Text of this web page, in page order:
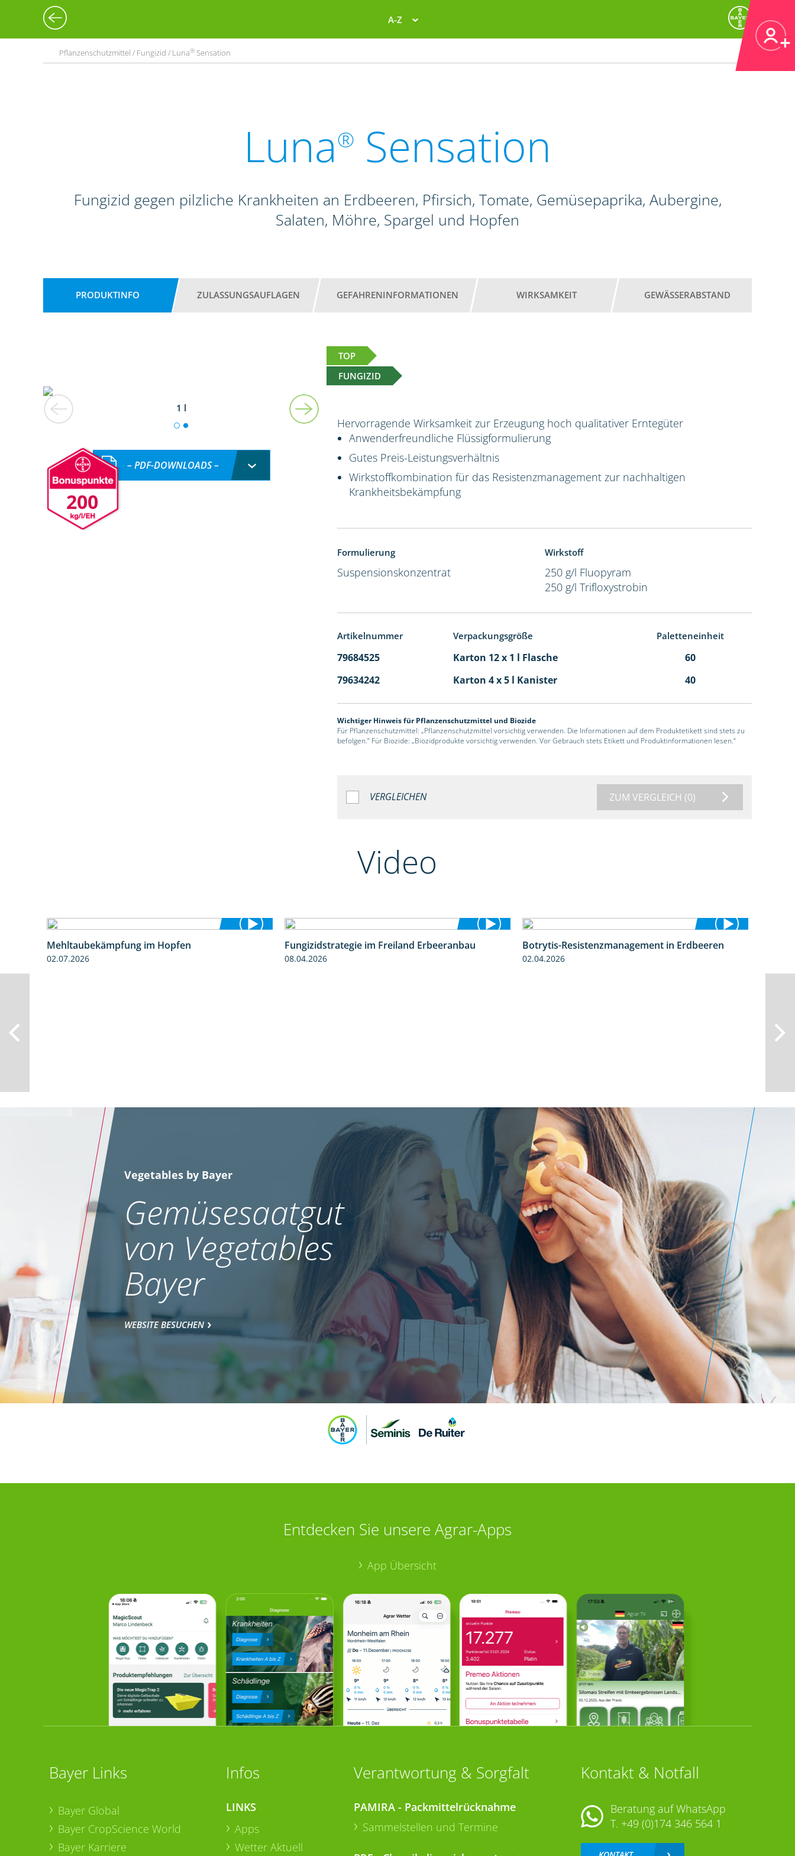
A-Z
Pflanzenschutzmittel / Fungizid / Luna® Sensation
Luna® Sensation
Fungizid gegen pilzliche Krankheiten an Erdbeeren, Pfirsich, Tomate, Gemüsepaprika, Aubergine,
Salaten, Möhre, Spargel und Hopfen
PRODUKTINFO ZULASSUNGSAUFLAGEN GEFAHRENINFORMATIONEN WIRKSAMKEIT GEWÄSSERABSTAND
TOP
FUNGIZID
1 l
200
– PDF-DOWNLOADS –
Hervorragende Wirksamkeit zur Erzeugung hoch qualitativer Erntegüter
Anwenderfreundliche Flüssigformulierung
Gutes Preis-Leistungsverhältnis
Wirkstoffkombination für das Resistenzmanagement zur nachhaltigen
Krankheitsbekämpfung
Formulierung
Suspensionskonzentrat
Wirkstoff
250 g/l Fluopyram
250 g/l Trifloxystrobin
Artikelnummer Verpackungsgröße Paletteneinheit
79684525 Karton 12 x 1 l Flasche
60
79634242
Karton 4 x 5 l Kanister 40
Wichtiger Hinweis für Pflanzenschutzmittel und Biozide
Für Pflanzenschutzmittel: „Pflanzenschutzmittel vorsichtig verwenden. Die Informationen auf dem Produktetikett sind stets zu
befolgen.“ Für Biozide: „Biozidprodukte vorsichtig verwenden. Vor Gebrauch stets Etikett und Produktinformationen lesen.“
VERGLEICHEN ZUM VERGLEICH (0)
Video
Mehltaubekämpfung im Hopfen
02.07.2026
Fungizidstrategie im Freiland Erbeeranbau
08.04.2026
5:59
Botrytis-Resistenzmanagement in Erdbeeren
02.04.2026
Vegetables by Bayer
Gemüsesaatgut
von Vegetables
Bayer
WEBSITE BESUCHEN
Entdecken Sie unsere Agrar-Apps
App Übersicht
Bayer Links
Bayer Global
Bayer CropScience World
Bayer Karriere
Infos
LINKS
Apps
Wetter Aktuell
Verantwortung & Sorgfalt
PAMIRA - Packmittelrücknahme
Sammelstellen und Termine
Kontakt & Notfall
Beratung auf WhatsApp
T. +49 (0)174 346 564 1